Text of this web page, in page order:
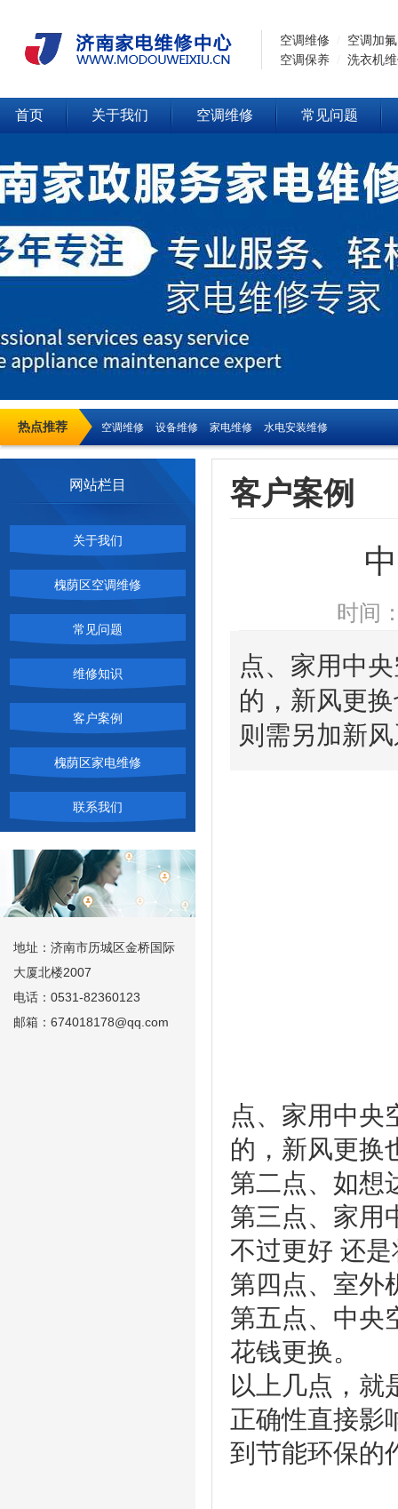
空调维修
空调加氟
空调保养
洗衣机
首页 关于我们 空调维修 常见问题
热点推荐 空调维修 设备维修 家电维修 水电安装维修
网站栏目
关于我们
槐荫区空调维修
常见问题
维修知识
客户案例
槐荫区家电维修
联系我们
地址：济南市历城区金桥国际
大厦北楼2007
电话：0531-82360123
邮箱：674018178@qq.com
客户案例
时间
点、家用中
的，新风更
则需另加新
点、家用中央
的，新风更换
第二点、如想
第三点、家用
不过更好 还
第四点、室外
第五点、中央
花钱更换。
以上几点，就
正确性直接影
到节能环保的